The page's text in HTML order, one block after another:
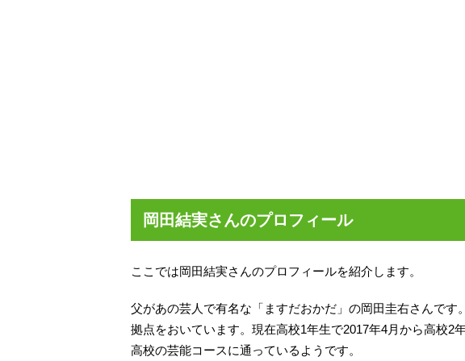
岡田結実さんのプロフィール
ここでは岡田結実さんのプロフィールを紹介します。
父があの芸人で有名な「ますだおかだ」の岡田圭右さんです
拠点をおいています。現在高校1年生で2017年4月から高校2
高校の芸能コースに通っているようです。